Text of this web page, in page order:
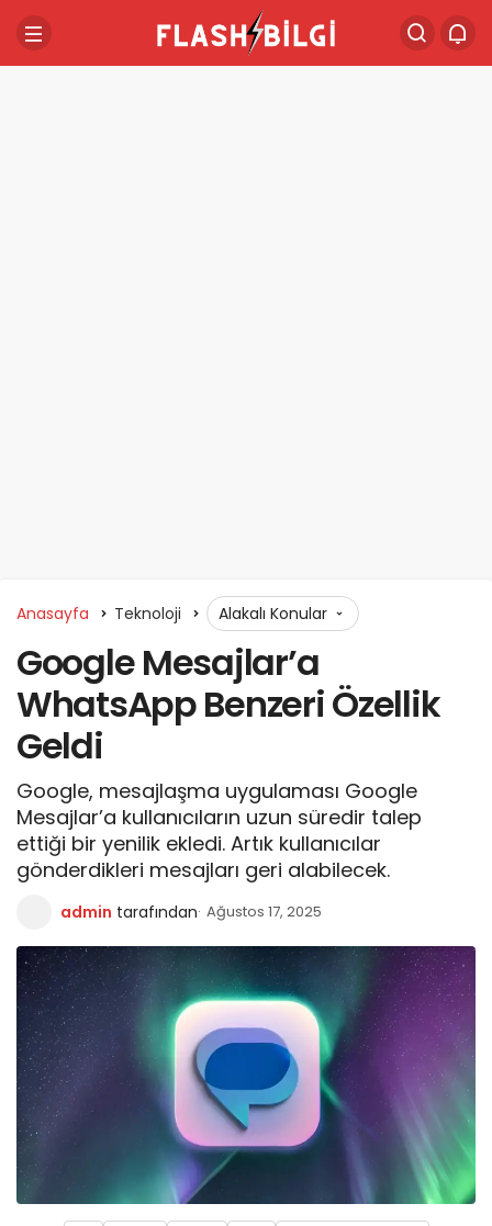
Anasayfa Teknoloji Alakalı Konular
Google Mesajlar’a
WhatsApp Benzeri Özellik
Geldi
Google, mesajlaşma uygulaması Google
Mesajlar’a kullanıcıların uzun süredir talep
ettiği bir yenilik ekledi. Artık kullanıcılar
gönderdikleri mesajları geri alabilecek.
admin tarafından Ağustos 17, 2025